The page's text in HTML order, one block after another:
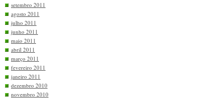
setembro 2011
agosto 2011
julho 2011
junho 2011
maio 2011
abril 2011
março 2011
fevereiro 2011
janeiro 2011
dezembro 2010
novembro 2010